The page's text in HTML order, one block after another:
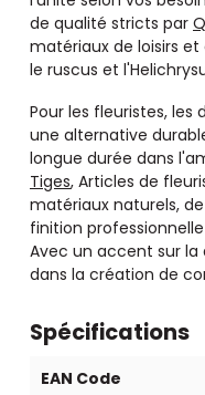
de qualité stricts par
matériaux de loisirs
le ruscus et
Pour les fleuristes,
une alternative
longue durée dans
Tiges, Articles de
matériaux naturels,
finition
Avec un accent sur la
dans la création de
Spécifications
EAN Code